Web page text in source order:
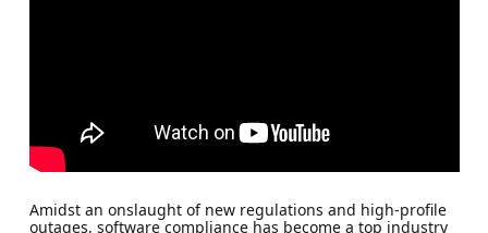
Amidst an onslaught of new regulations and high-profile
outages, software compliance has become a top industry